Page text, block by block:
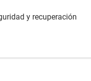
y recuperación